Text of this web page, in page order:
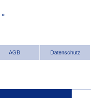
»
AGB Datenschutz